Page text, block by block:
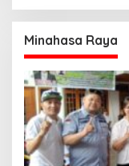
Minahasa Raya